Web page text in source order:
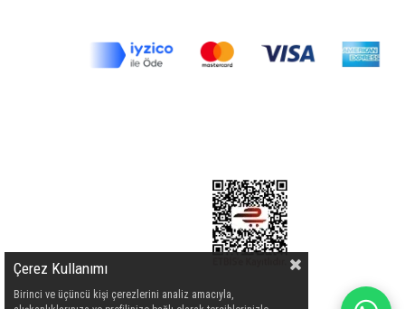
Çerez Kullanımı
Birinci ve üçüncü kişi çerezlerini analiz amacıyla,